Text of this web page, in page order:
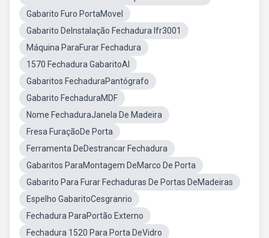
Gabarito Furo PortaMovel
Gabarito DeInstalação Fechadura Ifr3001
Máquina ParaFurar Fechadura
1570 Fechadura GabaritoAl
Gabaritos FechaduraPantógrafo
Gabarito FechaduraMDF
Nome FechaduraJanela De Madeira
Fresa FuraçãoDe Porta
Ferramenta DeDestrancar Fechadura
Gabaritos ParaMontagem DeMarco De Porta
Gabarito Para Furar Fechaduras De Portas DeMadeiras
Espelho GabaritoCesgranrio
Fechadura ParaPortão Externo
Fechadura 1520 Para Porta DeVidro